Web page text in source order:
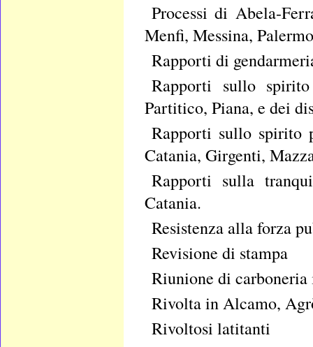
Processi di Abela-
Menfi, Messina,
Rapporti di
Rapporti sullo
Partitico, Piana, e dei
Rapporti sullo spirito
Catania, Girgenti,
Rapporti sulla
Catania.
Resistenza alla forza
Revisione di stampa
Riunione di
Rivolta in Alcamo,
Rivoltosi latitanti